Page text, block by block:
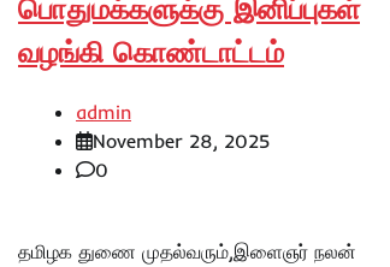
பொதுமக்களுக்கு இனிப்புகள்
வழங்கி கொண்டாட்டம்
admin
November 28, 2025
0
தமிழக துணை முதல்வரும்,இளைஞர் நலன்